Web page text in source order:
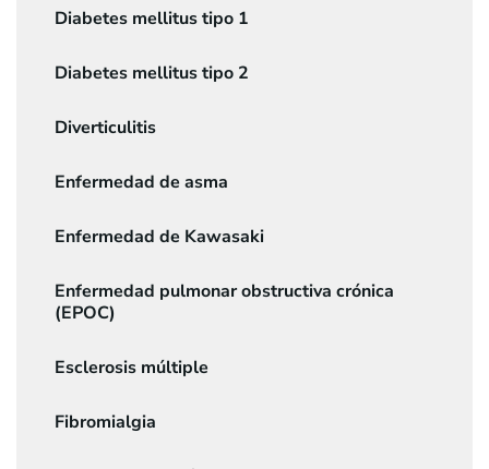
Diabetes mellitus tipo 1
Diabetes mellitus tipo 2
Diverticulitis
Enfermedad de asma
Enfermedad de Kawasaki
Enfermedad pulmonar obstructiva crónica
(EPOC)
Esclerosis múltiple
Fibromialgia